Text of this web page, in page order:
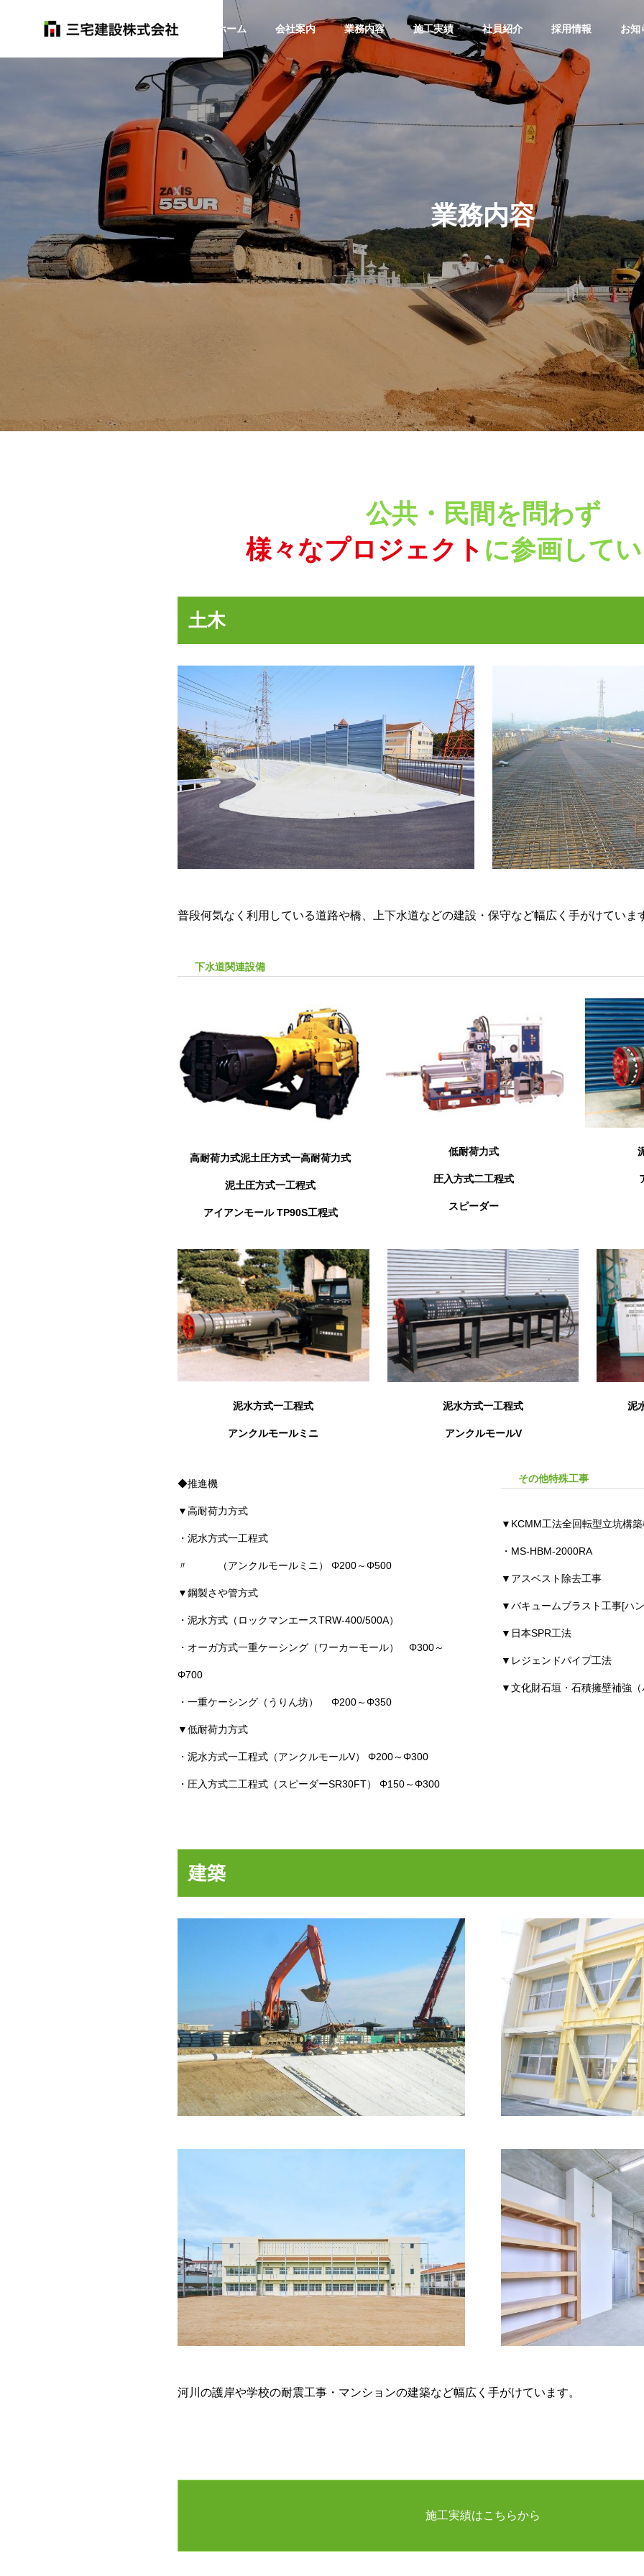
ホーム 会社案内 業務内容 施工実績 社員紹介 採用情報 お知
業務内容
公共・民間を問わず
様々なプロジェクト に参画して
土木
普段何気なく利用している道路や橋、上下水道などの建設・保守など幅広く手がけていま
下水道関連設備
高耐荷力式泥土圧方式一高耐荷力式
泥土圧方式一工程式
アイアンモール TP90S工程式
低耐荷力式
圧入方式二工程式
スピーダー
泥水方式一工程式
アンクルモールミニ
泥水方式一工程式
アンクルモールV
泥
◆推進機
▼高耐荷力方式
・泥水方式一工程式
〃 （アンクルモールミニ） Φ200～Φ500
▼鋼製さや管方式
・泥水方式（ロックマンエースTRW-400/500A）
・オーガ方式一重ケーシング（ワーカーモール） Φ300～
Φ700
・一重ケーシング（うりん坊） Φ200～Φ350
▼低耐荷力方式
・泥水方式一工程式（アンクルモールV） Φ200～Φ300
・圧入方式二工程式（スピーダーSR30FT） Φ150～Φ300
その他特殊工事
▼KCMM工法全回転型立坑構
・MS-HBM-2000RA
▼アスベスト除去工事
▼バキュームブラスト工事[ハ
▼日本SPR工法
▼レジェンドパイプ工法
▼文化財石垣・石積擁壁補強
建築
河川の護岸や学校の耐震工事・マンションの建築など幅広く手がけています。
施工実績はこちらから